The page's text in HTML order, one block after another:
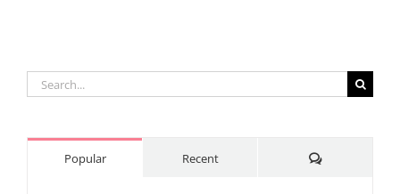
Search
for:
Popular Recent Comments